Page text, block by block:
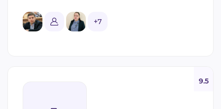
+7
9.5